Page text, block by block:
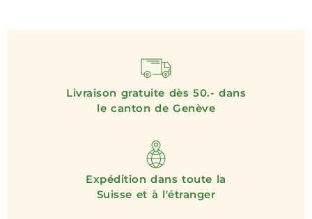
Livraison gratuite dès 50.- dans
le canton de Genève
Expédition dans toute la
Suisse et à l'étranger